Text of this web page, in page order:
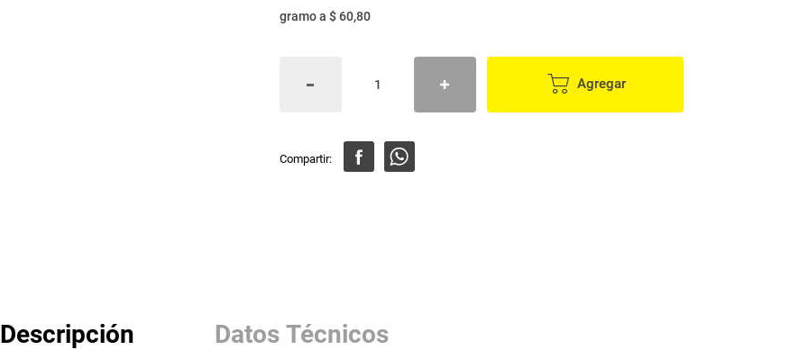
gramoa $ 60,80
Agregar
Descripción Datos Técnicos